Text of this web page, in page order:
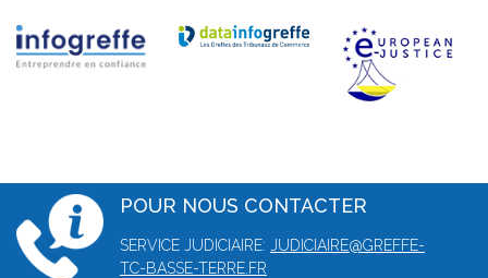
POUR NOUS CONTACTER
SERVICE JUDICIAIRE: JUDICIAIRE@GREFFE-
TC-BASSE-TERRE.FR